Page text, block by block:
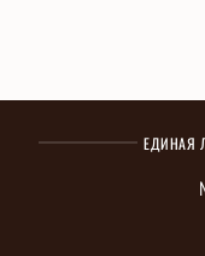
ЕДИНАЯ